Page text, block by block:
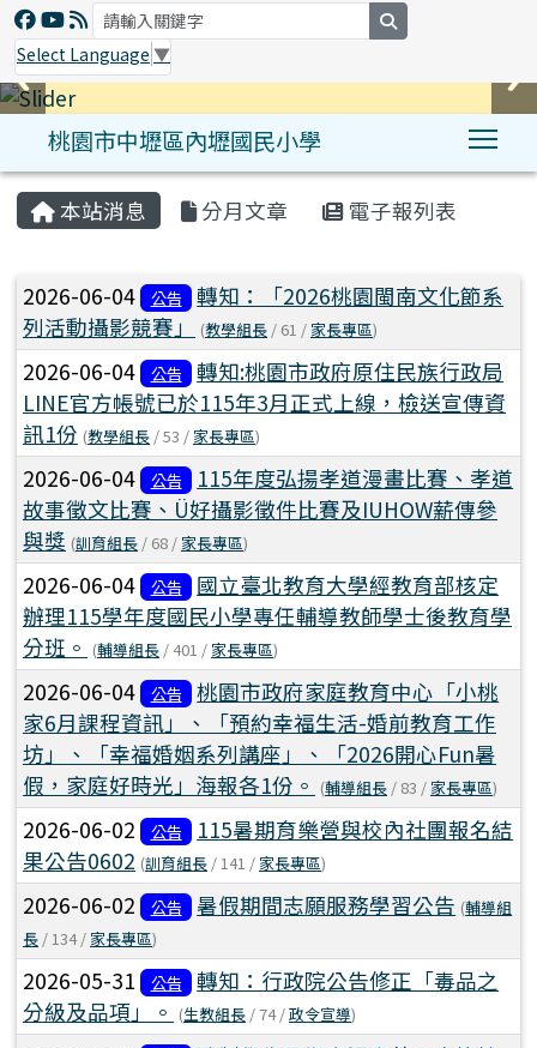
Select Language ▼
桃園市中壢區內壢國民小學
:::
本站消息 分月文章 電子報列表
文章列表
2026-06-04 公告
轉知：「2026桃園閩南文化節系
列活動攝影競賽」
(教學組長 / 61 / 家長專區)
2026-06-04 公告
轉知:桃園市政府原住民族行政局
LINE官方帳號已於115年3月正式上線，檢送宣傳資
訊1份 (教學組長 / 53 / 家長專區)
2026-06-04 公告
115年度弘揚孝道漫畫比賽、孝道
故事徵文比賽、Ü好攝影徵件比賽及IUHOW薪傳參
與獎 (訓育組長 / 68 / 家長專區)
2026-06-04 公告
國立臺北教育大學經教育部核定
辦理115學年度國民小學專任輔導教師學士後教育學
分班。 (輔導組長 / 401 / 家長專區)
2026-06-04 公告
桃園市政府家庭教育中心「小桃
家6月課程資訊」、「預約幸福生活-婚前教育工作
坊」、「幸福婚姻系列講座」、「2026開心Fun暑
假，家庭好時光」海報各1份。 (輔導組長 / 83 / 家長專區)
2026-06-02 公告
115暑期育樂營與校內社團報名結
果公告0602 (訓育組長 / 141 / 家長專區)
2026-06-02 公告 暑假期間志願服務學習公告 (輔導組
長 / 134 / 家長專區)
2026-05-31 公告
轉知：行政院公告修正「毒品之
分級及品項」。 (生教組長 / 74 /政令宣導)